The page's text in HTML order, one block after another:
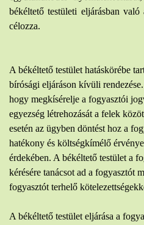
békéltető testületi eljárásban
célozza.
A békéltető testület hatáskörébe
bírósági eljáráson kívüli
hogy megkísérelje a fogyasztói
egyezség létrehozását a felek
esetén az ügyben döntést hoz a
hatékony és költségkímélő
érdekében. A békéltető testület a
kérésére tanácsot ad a fogyasztót
fogyasztót terhelő
A békéltető testület eljárása a